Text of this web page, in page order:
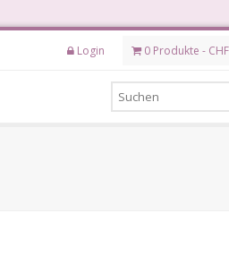
Login 0 Produkte -